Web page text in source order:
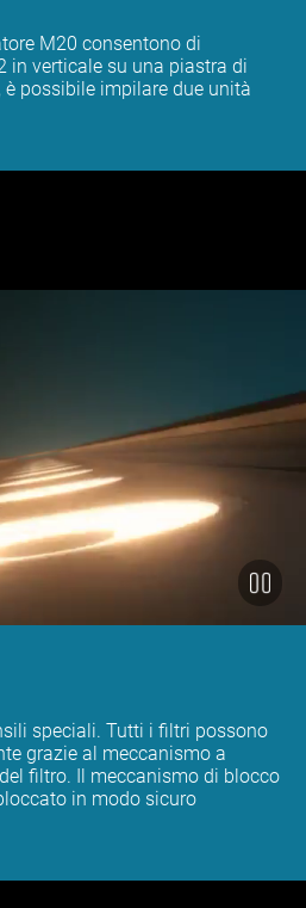
M20 consentono di
in verticale su una piastra di
è possibile impilare due unità
speciali. Tutti i filtri possono
grazie al meccanismo a
filtro. Il meccanismo di blocco
in modo sicuro